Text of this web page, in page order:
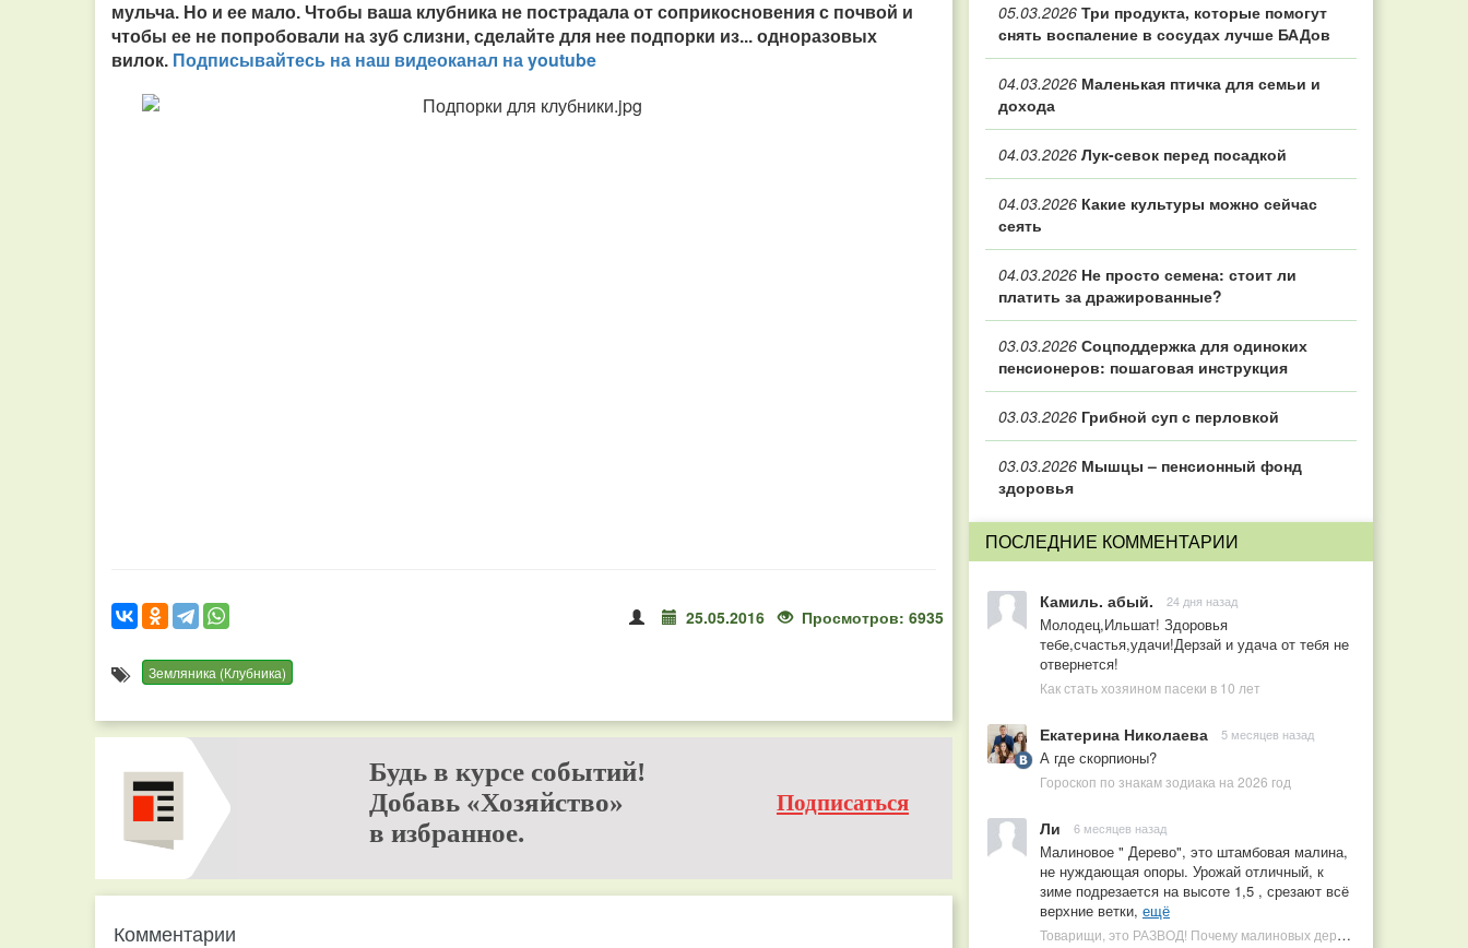
мульча. Но и ее мало. Чтобы ваша клубника не пострадала от соприкосновения с почвой и
чтобы ее не попробовали на зуб слизни, сделайте для нее подпорки из... одноразовых
вилок. Подписывайтесь на наш видео­канал на youtube
25.05.2016 Просмотров: 6935
Земляника (Клубника)
Будь в курсе событий!
Добавь «Хозяйство»
в избранное.
Подписаться
Комментарии
05.03.2026 Три продукта, которые помогут
снять воспаление в сосудах лучше БАДов
04.03.2026 Маленькая птичка для семьи и
дохода
04.03.2026 Лук-севок перед посадкой
04.03.2026 Какие культуры можно сейчас
сеять
04.03.2026 Не просто семена: стоит ли
платить за дражированные?
03.03.2026 Соцподдержка для одиноких
пенсионеров: пошаговая инструкция
03.03.2026 Грибной суп с перловкой
03.03.2026 Мышцы – пенсионный фонд
здоровья
ПОСЛЕДНИЕ КОММЕНТАРИИ
Камиль. абый. 24 дня назад
Молодец,Ильшат! Здоровья
тебе,счастья,удачи!Дерзай и удача от тебя не
отвернется!
Как стать хозяином пасеки в 10 лет
Екатерина Николаева 5 месяцев назад
А где скорпионы?
Гороскоп по знакам зодиака на 2026 год
Ли 6 месяцев назад
Малиновое " Дерево", это штамбовая малина,
не нуждающая опоры. Урожай отличный, к
зиме подрезается на высоте 1,5 , срезают всё
верхние ветки, ещё
Товарищи, это РАЗВОД! Почему малиновых деревьев не бывает, или Как ушлые продавцы наживаются на мечтах садоводов